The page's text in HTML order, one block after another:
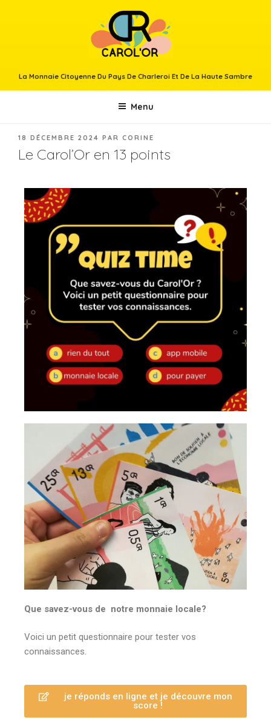
La Monnaie Citoyenne Du Pays De Charleroi Et De La Haute Sambre
Menu
18 DÉCEMBRE 2024 PAR CORINE
Le Carol’Or en 13 points
Que savez-vous de notre monnaie locale?
Voici un petit questionnaire pour tester vos
connaissances.
je réponds en ligne et je découvre mon
score !